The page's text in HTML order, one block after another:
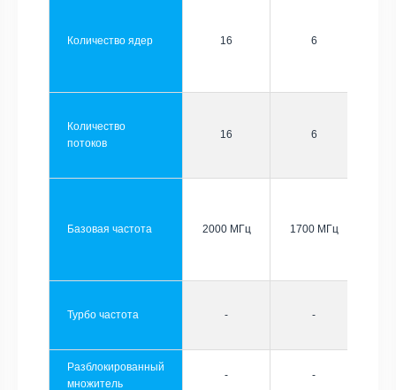
Количество ядер 16 6
Количество
потоков
16 6
Базовая частота 2000 МГц 1700 МГц
Турбо частота - -
Разблокированный
множитель
- -